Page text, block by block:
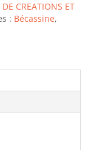
DE CREATIONS ET
: Bécassine,